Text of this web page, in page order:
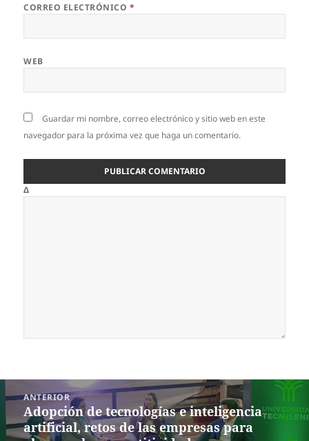
CORREO ELECTRÓNICO *
WEB
Guardar mi nombre, correo electrónico y sitio web en este
navegador para la próxima vez que haga un comentario.
Δ
de
entradas
ANTERIOR
Entrada
anterior:
Adopción de tecnologías e inteligencia
artificial, retos de las empresas para